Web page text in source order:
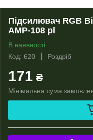
Підсилювач RGB
AMP-108 pl
В наявності
Код: 620
Роздріб
171 ₴
Мінімальна сума